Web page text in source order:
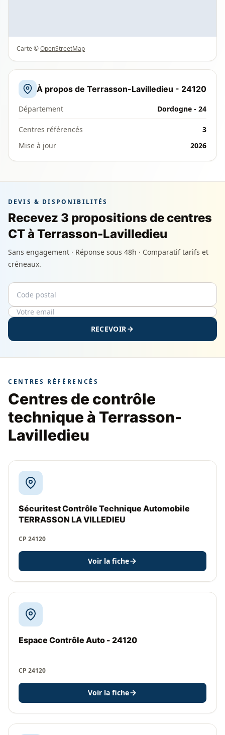
Carte ©OpenStreetMap
À propos de Terrasson-Lavilledieu - 24120
Département Dordogne - 24
Centres référencés
3
Mise à jour
2026
DEVIS & DISPONIBILITÉS
Recevez 3 propositions de centres
CT à Terrasson-Lavilledieu
Sans engagement · Réponse sous 48h · Comparatif tarifs et
créneaux.
Code postal
Email
RECEVOIR
CENTRES RÉFÉRENCÉS
Centres de contrôle
technique à Terrasson-
Lavilledieu
Sécuritest Contrôle Technique Automobile
TERRASSON LA VILLEDIEU
CP 24120
Voir la fiche
Espace Contrôle Auto - 24120
CP 24120
Voir la fiche